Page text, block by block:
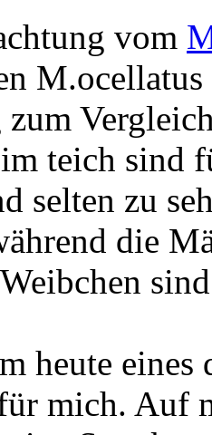
vom
zum
teich sind
selten zu
die
heute
mich. Auf